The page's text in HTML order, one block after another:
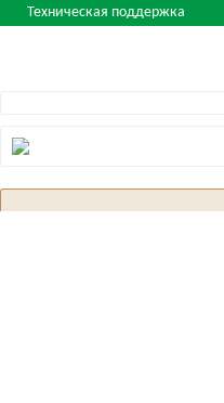
Техническая поддержка